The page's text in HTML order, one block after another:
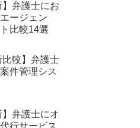
】弁護士にお
ージェン
比較14選
比較】弁護士
件管理シス
】弁護士にオ
行サービス